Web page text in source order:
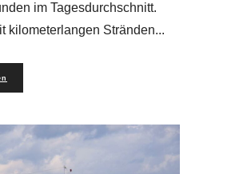
im Tagesdurchschnitt.
kilometerlangen Stränden